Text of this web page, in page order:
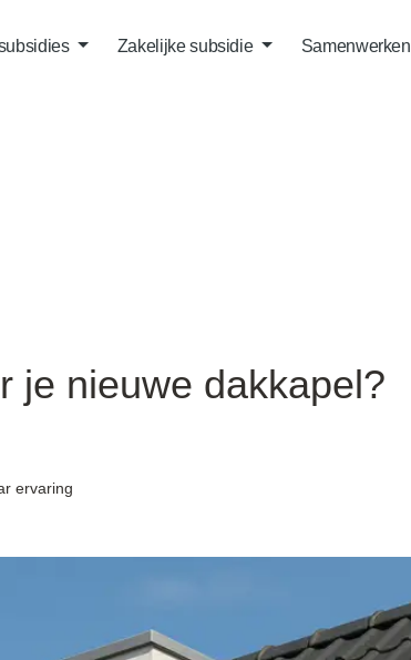
Zakelijke subsidie Samenwerken
je nieuwe dakkapel?
ervaring